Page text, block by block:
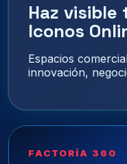
Haz visible
Iconos
Espacios
innovación,
FACTORÍA 360